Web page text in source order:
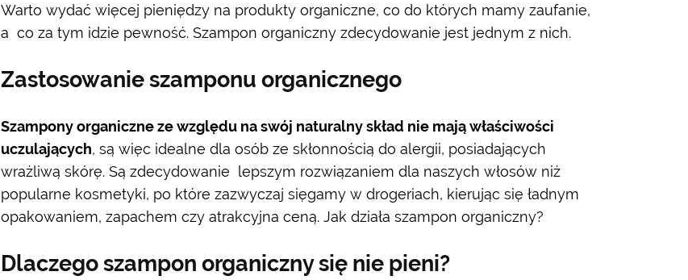
Warto wydać więcej pieniędzy na produkty organiczne, co do których mamy zaufanie,
a co za tym idzie pewność. Szampon organiczny zdecydowanie jest jednym z nich.
Zastosowanie szamponu organicznego
Szampony organiczne ze względu na swój naturalny skład nie mają właściwości
uczulających, są więc idealne dla osób ze skłonnością do alergii, posiadających
wrażliwą skórę. Są zdecydowanie lepszym rozwiązaniem dla naszych włosów niż
popularne kosmetyki, po które zazwyczaj sięgamy w drogeriach, kierując się ładnym
opakowaniem, zapachem czy atrakcyjna ceną. Jak działa szampon organiczny?
Dlaczego szampon organiczny się nie pieni?